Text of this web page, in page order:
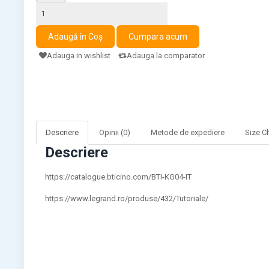
Adauga in wishlist Adauga la comparator
Descriere Opinii (0) Metode de expediere Size
Descriere
https://catalogue.bticino.com/BTI-KG04-IT
https://www.legrand.ro/produse/432/Tutoriale/